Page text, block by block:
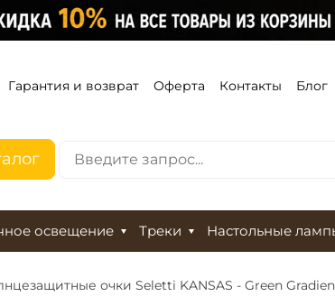
Гарантия и возврат Оферта Контакты Блог
освещение Треки Настольные
очки Seletti KANSAS - Green